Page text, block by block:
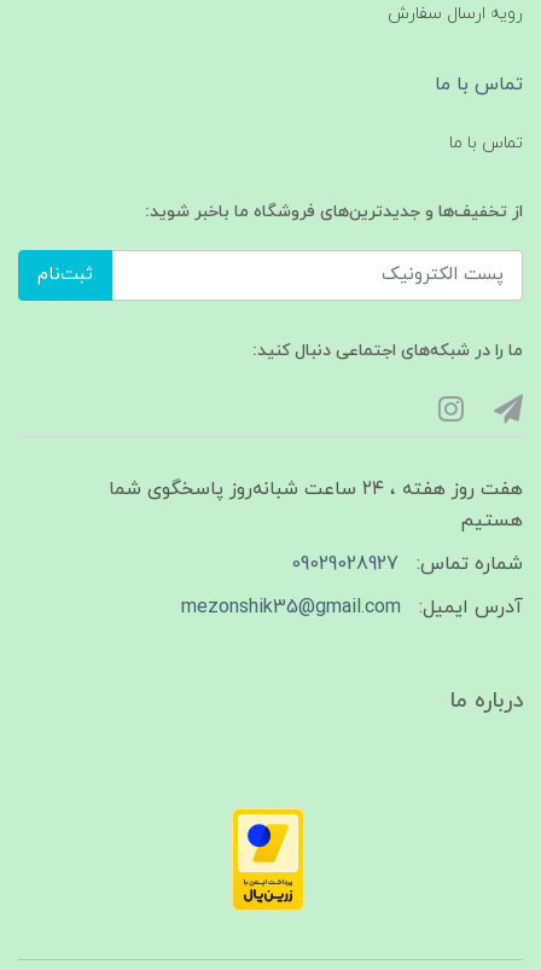
رویه ارسال سفارش
تماس با ما
تماس با ما
از تخفیف‌ها و جدیدترین‌های فروشگاه ما باخبر شوید:
ثبت‌نام
ما را در شبکه‌های اجتماعی دنبال کنید:
هفت روز هفته ، ۲۴ ساعت شبانه‌روز پاسخگوی شما
هستیم
شماره تماس:
09029028927
آدرس ایمیل:
mezonshik35@gmail.com
درباره ما